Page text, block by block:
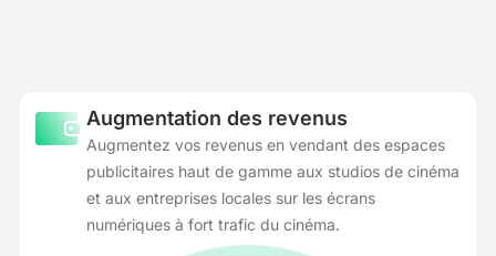
Augmentation des revenus
Augmentez vos revenus en vendant des espaces
publicitaires haut de gamme aux studios de cinéma
et aux entreprises locales sur les écrans
numériques à fort trafic du cinéma.